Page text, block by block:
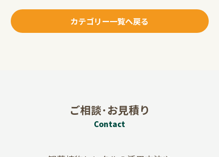
カテゴリー一覧へ戻る
ご相談･お見積り
Contact